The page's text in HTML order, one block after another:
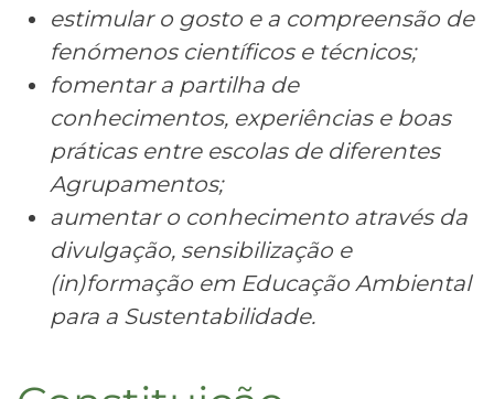
estimular o gosto e a compreensão de
fenómenos científicos e técnicos;
fomentar a partilha de
conhecimentos, experiências e boas
práticas entre escolas de diferentes
Agrupamentos;
aumentar o conhecimento através da
divulgação, sensibilização e
(in)formação em Educação Ambiental
para a Sustentabilidade.